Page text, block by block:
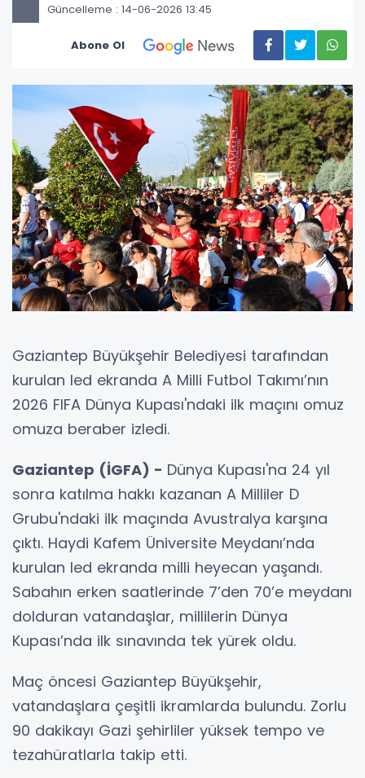
Güncelleme : 14-06-2026 13:45
Abone Ol
Gaziantep Büyükşehir Belediyesi tarafından
kurulan led ekranda A Milli Futbol Takımı’nın
2026 FIFA Dünya Kupası'ndaki ilk maçını omuz
omuza beraber izledi.
Gaziantep (İGFA) - Dünya Kupası'na 24 yıl
sonra katılma hakkı kazanan A Milliler D
Grubu'ndaki ilk maçında Avustralya karşına
çıktı. Haydi Kafem Üniversite Meydanı’nda
kurulan led ekranda milli heyecan yaşandı.
Sabahın erken saatlerinde 7’den 70’e meydanı
dolduran vatandaşlar, millilerin Dünya
Kupası’nda ilk sınavında tek yürek oldu.
Maç öncesi Gaziantep Büyükşehir,
vatandaşlara çeşitli ikramlarda bulundu. Zorlu
90 dakikayı Gazi şehirliler yüksek tempo ve
tezahüratlarla takip etti.